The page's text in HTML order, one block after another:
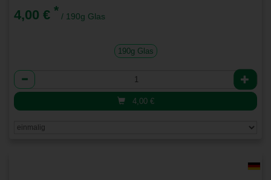
4,00 € * / 190g Glas
190g Glas
Anzahl
4,00 €